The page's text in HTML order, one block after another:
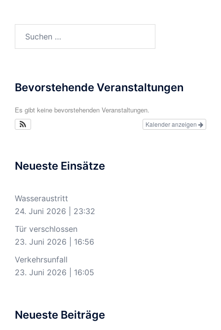
Bevorstehende Veranstaltungen
Es gibt keine bevorstehenden Veranstaltungen.
Kalender anzeigen
Neueste Einsätze
Wasseraustritt
24. Juni 2026
23:32
Tür verschlossen
23. Juni 2026
16:56
Verkehrsunfall
23. Juni 2026
16:05
Neueste Beiträge